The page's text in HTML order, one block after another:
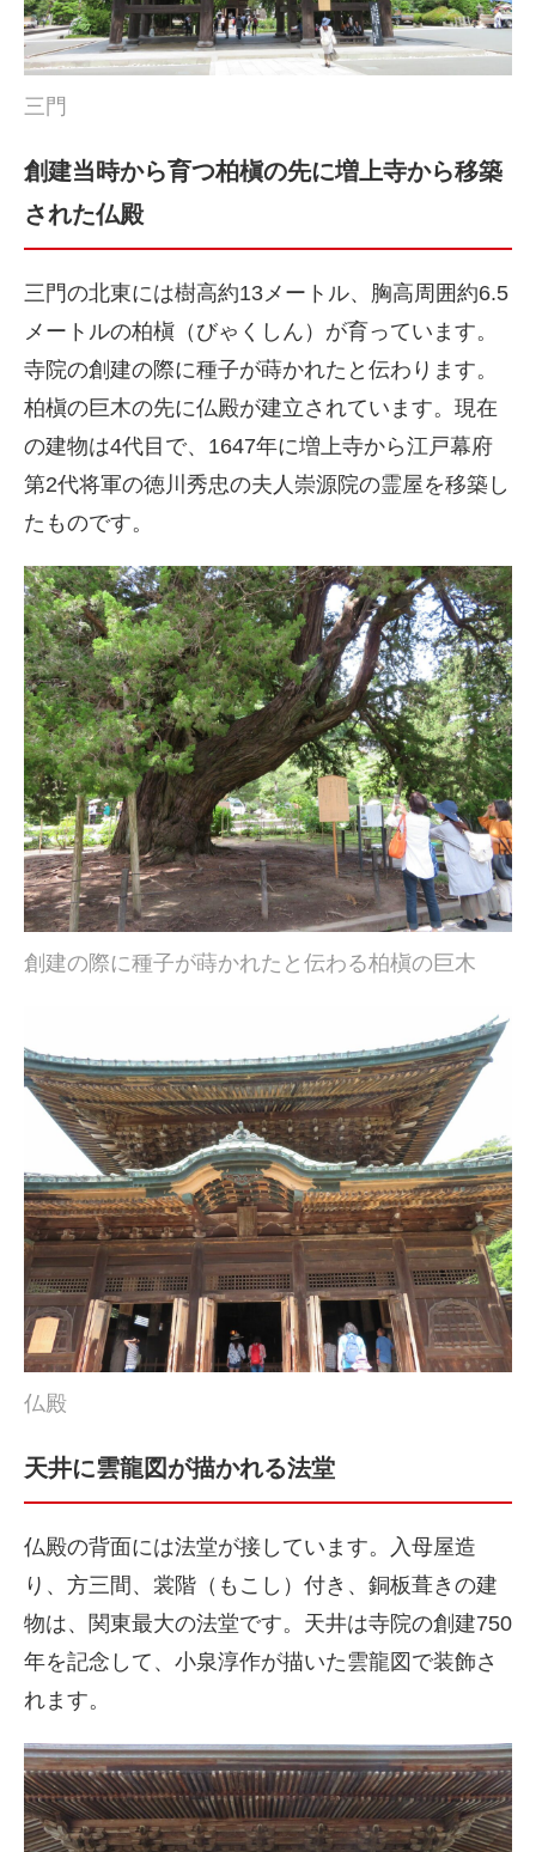
三門
創建当時から育つ柏槇の先に増上寺から移築
された仏殿
三門の北東には樹高約13メートル、胸高周囲約6.5
メートルの柏槇（びゃくしん）が育っています。
寺院の創建の際に種子が蒔かれたと伝わります。
柏槇の巨木の先に仏殿が建立されています。現在
の建物は4代目で、1647年に増上寺から江戸幕府
第2代将軍の徳川秀忠の夫人崇源院の霊屋を移築し
たものです。
創建の際に種子が蒔かれたと伝わる柏槇の巨木
仏殿
天井に雲龍図が描かれる法堂
仏殿の背面には法堂が接しています。入母屋造
り、方三間、裳階（もこし）付き、銅板葺きの建
物は、関東最大の法堂です。天井は寺院の創建750
年を記念して、小泉淳作が描いた雲龍図で装飾さ
れます。